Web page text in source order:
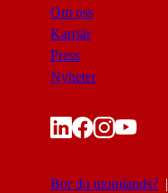
Om oss
Karriär
Press
Nyheter
Bor du utomlands?